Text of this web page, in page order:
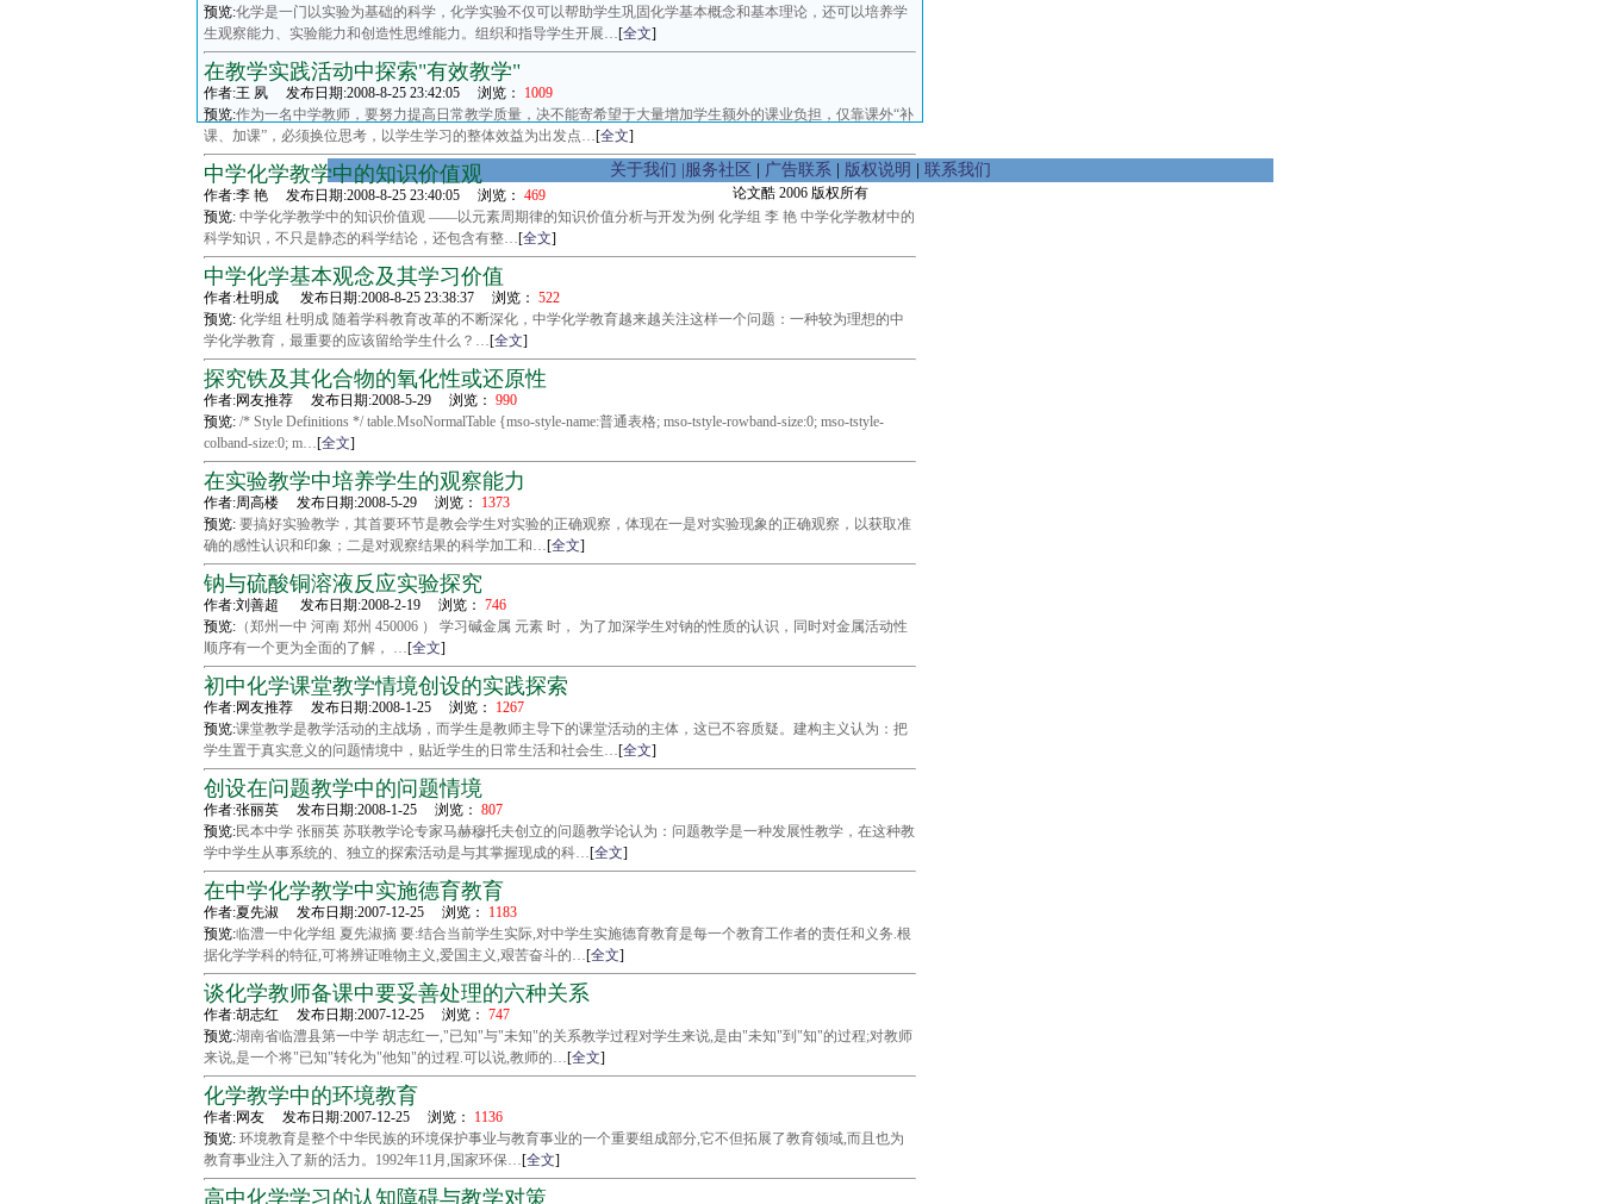
预览:化学是一门以实验为基础的科学，化学实验不仅可以帮助学生巩固化学基本概念和基本理论，还可以培养学
生观察能力、实验能力和创造性思维能力。组织和指导学生开展…[全文]
在教学实践活动中探索"有效教学"
作者:王 夙 发布日期:2008-8-25 23:42:05 浏览：
1009
预览:作为一名中学教师，要努力提高日常教学质量，决不能寄希望于大量增加学生额外的课业负担，仅靠课外“补
课、加课”，必须换位思考，以学生学习的整体效益为出发点…[全文]
中学化学教学中的知识价值观
作者:李 艳 发布日期:2008-8-25 23:40:05 浏览： 469
预览: 中学化学教学中的知识价值观 ——以元素周期律的知识价值分析与开发为例 化学组 李 艳 中学化学教材中的
科学知识，不只是静态的科学结论，还包含有整…[全文]
中学化学基本观念及其学习价值
作者:杜明成 发布日期:2008-8-25 23:38:37 浏览： 522
预览: 化学组 杜明成 随着学科教育改革的不断深化，中学化学教育越来越关注这样一个问题：一种较为理想的中
学化学教育，最重要的应该留给学生什么？…[全文]
探究铁及其化合物的氧化性或还原性
作者:网友推荐 发布日期:2008-5-29 浏览： 990
预览: /* Style Definitions */ table.MsoNormalTable {mso-style-name:普通表格; mso-tstyle-rowband-size:0; mso-tstyle-
colband-size:0; m…[全文]
在实验教学中培养学生的观察能力
作者:周高楼 发布日期:2008-5-29 浏览：
1373
预览: 要搞好实验教学，其首要环节是教会学生对实验的正确观察，体现在一是对实验现象的正确观察，以获取准
确的感性认识和印象；二是对观察结果的科学加工和…[全文]
钠与硫酸铜溶液反应实验探究
作者:刘善超 发布日期:2008-2-19 浏览： 746
预览: （郑州一中 河南 郑州 450006 ） 学习碱金属 元素 时， 为了加深学生对钠的性质的认识，同时对金属活动性
顺序有一个更为全面的了解， …[全文]
初中化学课堂教学情境创设的实践探索
作者:网友推荐 发布日期:2008-1-25 浏览：
1267
预览:课堂教学是教学活动的主战场，而学生是教师主导下的课堂活动的主体，这已不容质疑。建构主义认为：把
学生置于真实意义的问题情境中，贴近学生的日常生活和社会生…[全文]
创设在问题教学中的问题情境
作者:张丽英 发布日期:2008-1-25 浏览： 807
预览:民本中学 张丽英 苏联教学论专家马赫穆托夫创立的问题教学论认为：问题教学是一种发展性教学，在这种教
学中学生从事系统的、独立的探索活动是与其掌握现成的科…[全文]
在中学化学教学中实施德育教育
作者:夏先淑 发布日期:2007-12-25 浏览：
1183
预览:临澧一中化学组 夏先淑摘 要:结合当前学生实际,对中学生实施德育教育是每一个教育工作者的责任和义务.根
据化学学科的特征,可将辨证唯物主义,爱国主义,艰苦奋斗的…[全文]
谈化学教师备课中要妥善处理的六种关系
作者:胡志红 发布日期:2007-12-25 浏览： 747
预览:湖南省临澧县第一中学 胡志红一,"已知"与"未知"的关系教学过程对学生来说,是由"未知"到"知"的过程;对教师
来说,是一个将"已知"转化为"他知"的过程.可以说,教师的…[全文]
化学教学中的环境教育
作者:网友 发布日期:2007-12-25 浏览：
1136
预览: 环境教育是整个中华民族的环境保护事业与教育事业的一个重要组成部分,它不但拓展了教育领域,而且也为
教育事业注入了新的活力。1992年11月,国家环保…[全文]
高中化学学习的认知障碍与教学对策
关于我们 服务社区 广告联系 版权说明 联系我们
论文酷 2006 版权所有